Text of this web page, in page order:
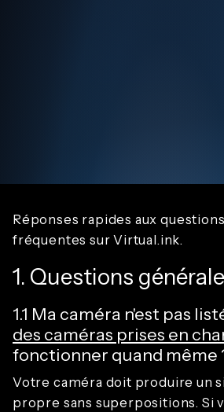
Réponses rapides aux
fréquentes sur Virtual.ink.
1. Questions
1.1 Ma caméra n'est pas
des caméras prises en
fonctionner quand même
Votre caméra doit produire un
propre sans superpositions. Si